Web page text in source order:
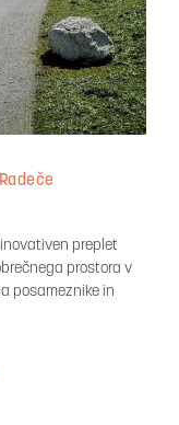
preplet
prostora v
posameznike in